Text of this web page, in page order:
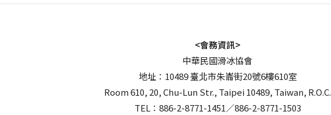
<會務資訊>
中華民國滑冰協會
地址：10489 臺北市朱崙街20號6樓610室
Room 610, 20, Chu-Lun Str., Taipei 10489, Taiwan, R.O.C.
TEL：886-2-8771-1451／886-2-8771-1503